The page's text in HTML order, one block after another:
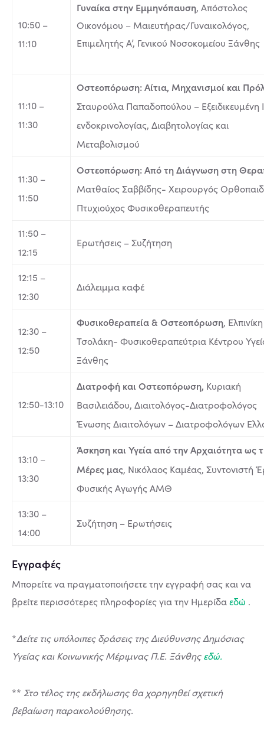
10:50 –
11:10
Γυναίκα στην Εμμηνόπαυση, Απόστολος
Οικονόμου – Μαιευτήρας/Γυναικολόγος,
Επιμελητής Α’, Γενικού Νοσοκομείου Ξάνθης
11:10 –
11:30
Οστεοπόρωση: Αίτια, Μηχανισμοί και
Σταυρούλα Παπαδοπούλου – Εξειδικευμένη
ενδοκρινολογίας, Διαβητολογίας και
Μεταβολισμού
11:30 –
11:50
Οστεοπόρωση: Από τη Διάγνωση στη
Ματθαίος Σαββίδης- Χειρουργός
Πτυχιούχος Φυσικοθεραπευτής
11:50 –
12:15
Ερωτήσεις – Συζήτηση
12:15 –
12:30
Διάλειμμα καφέ
12:30 –
12:50
Φυσικοθεραπεία & Οστεοπόρωση, Ελπινίκη
Τσολάκη- Φυσικοθεραπεύτρια Κέντρου
Ξάνθης
12:50-13:10
Διατροφή και Οστεοπόρωση, Κυριακή
Βασιλειάδου, Διαιτολόγος-Διατροφολόγος
Ένωσης Διαιτολόγων – Διατροφολόγων
13:10 –
13:30
Άσκηση και Υγεία από την Αρχαιότητα ως
Μέρες μας, Νικόλαος Καμέας, Συντονιστή
Φυσικής Αγωγής ΑΜΘ
13:30 –
14:00
Συζήτηση – Ερωτήσεις
Εγγραφές
Μπορείτε να πραγματοποιήσετε την εγγραφή σας και να
βρείτε περισσότερες πληροφορίες για την Ημερίδαεδώ .
*Δείτε τις υπόλοιπες δράσεις της Διεύθυνσης Δημόσιας
Υγείας και Κοινωνικής Μέριμνας Π.Ε. Ξάνθηςεδώ.
** Στο τέλος της εκδήλωσης θα χορηγηθεί σχετική
βεβαίωση παρακολούθησης.